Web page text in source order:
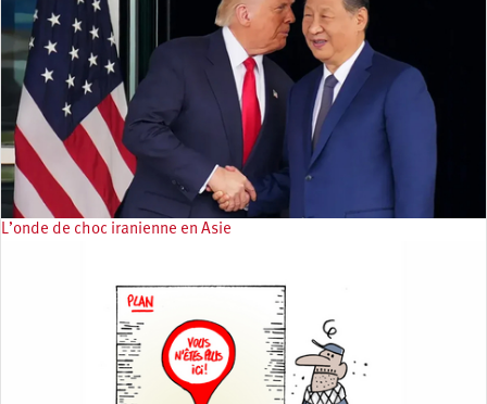
L’onde de choc iranienne en Asie